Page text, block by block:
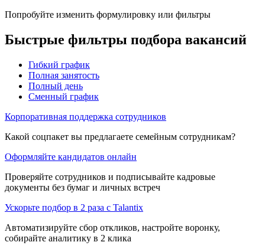
Попробуйте изменить формулировку или фильтры
Быстрые фильтры подбора вакансий
Гибкий график
Полная занятость
Полный день
Сменный график
Корпоративная поддержка сотрудников
Какой соцпакет вы предлагаете семейным сотрудникам?
Оформляйте кандидатов онлайн
Проверяйте сотрудников и подписывайте кадровые
документы без бумаг и личных встреч
Ускорьте подбор в 2 раза с Talantix
Автоматизируйте сбор откликов, настройте воронку,
собирайте аналитику в 2 клика